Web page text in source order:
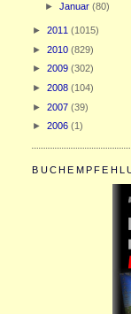
► Januar (80)
►2011(1015)
►2010(829)
►2009(302)
►2008(104)
►2007(39)
►2006(1)